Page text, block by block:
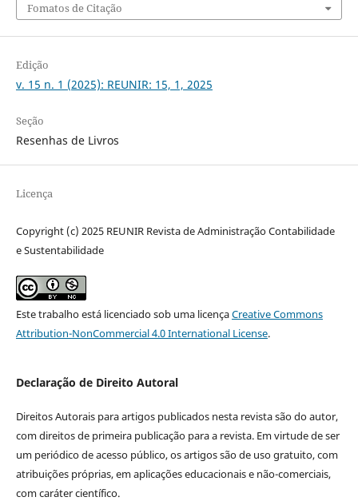
Fomatos de Citação
Edição
v. 15 n. 1 (2025): REUNIR: 15, 1, 2025
Seção
Resenhas de Livros
Licença
Copyright (c) 2025 REUNIR Revista de Administração Contabilidade
e Sustentabilidade
Este trabalho está licenciado sob uma licençaCreative Commons
Attribution-NonCommercial 4.0 International License.
Declaração de Direito Autoral
Direitos Autorais para artigos publicados nesta revista são do autor,
com direitos de primeira publicação para a revista. Em virtude de ser
um periódico de acesso público, os artigos são de uso gratuito, com
atribuições próprias, em aplicações educacionais e não-comerciais,
com caráter científico.